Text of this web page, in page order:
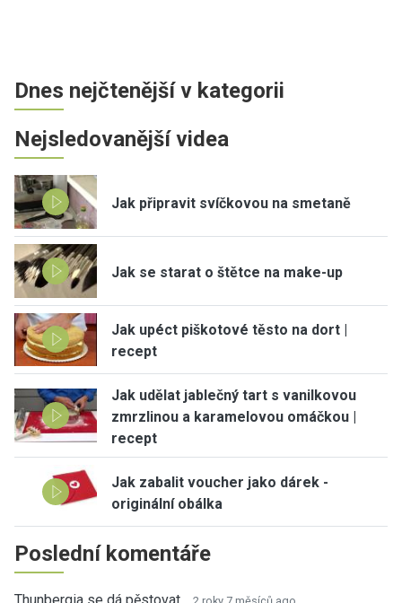
Dnes nejčtenější v kategorii
Nejsledovanější videa
Jak připravit svíčkovou na smetaně
Jak se starat o štětce na make-up
Jak upéct piškotové těsto na dort |
recept
Jak udělat jablečný tart s vanilkovou
zmrzlinou a karamelovou omáčkou |
recept
Jak zabalit voucher jako dárek -
originální obálka
Poslední komentáře